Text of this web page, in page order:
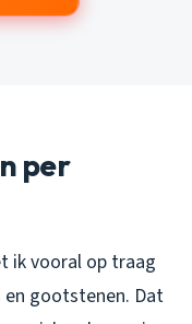
per
ik vooral op traag
gootstenen. Dat